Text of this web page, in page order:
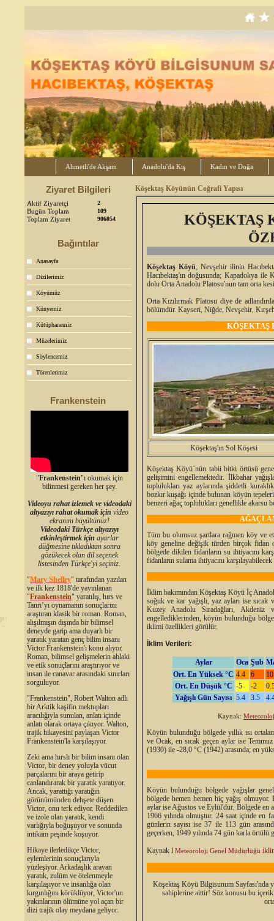
Ahmetli'de Akşam Anadolu'da Kış Kadın ve Doğa
Ziyaret Bilgileri
Aktif Ziyaretçi 2
Bugün Toplam 109
Toplam Ziyaret 906054
Bağıntılar
Anasayfa
Dizilerimiz
Köyümüz
Künyemiz
Kütüphanemiz
Müzelerimiz
Söylencemiz
Törenlerimiz
Frankenstein
"Frankenstein"ı okumak için
bilinmesi gereken her şey.
Videoyu rahat izlemek ve videodaki
altyazıyı rahat okumak için video
ekranını büyültünüz!
Videodaki Türkçe altyazıyı
etkinleştirmek için ayarlar
düğmesine tıkladıktan sonra
gözükecek olan dil seçenek
listesinden Türkçe'yi seçiniz.
"Mary Shelley" tarafından yazılan
ve ilk kez 1818'de yayınlanan
"Frankenstein" yaratılış, hırs ve
Tanrı’yı oynamanın sonuçlarını
araştıran klasik bir roman. Roman,
alışılmışın dışında bir bilimsel
deneyde garip ama duyarlı bir
yaratık yaratan genç bilim insanı
Victor Frankenstein'ı konu alıyor.
Roman, bilimsel gelişmelerin ahlaki
ve etik sonuçlarını araştırıyor ve
insan ile canavar arasındaki sınırları
sorguluyor.
"Frankenstein", Robert Walton adlı
bir Arktik kaşifin mektupları
aracılığıyla sunulan, anlatı içinde
anlatı olarak ortaya çıkıyor. Walton,
trajik hikayesini paylaşan Victor
Frankenstein'la karşılaşıyor.
Zeki ama hırslı bir bilim insanı olan
Victor, bir deney yoluyla vücut
parçalarını bir araya getirip
canlandırarak bir yaratık yaratıyor.
Ancak, yarattığı yaratığın
görünümünden dehşete düşen
Victor, onu terk ediyor. Reddedilen
ve izole olan yaratık, kendi
varlığıyla boğuşuyor ve sonunda
intikam peşinde koşuyor.
Hikaye ilerledikçe Victor,
eylemlerinin sonuçlarıyla
yüzleşiyor. Arkadaşlık arayan
yaratık, zulüm ve ötelenmeyle
karşılaşıyor ve insanlığa olan
kırgınlığını körüklüyor, Victor'un
yakınlarının ölümüne yol açan bir
dizi trajik olay meydana geliyor.
Köşektaş Köyünün Coğrafi Yapısı
KÖŞEKTAŞ
Köşektaş Köyü, Nevşehir ilinin
Hacıbektaş'ın doğusunda; Kapadokya ile
dolu Orta Anadolu Platosu'nun tam orta
Orta Kızılırmak Platosu diye de
bölümdür. Kayseri, Niğde, Nevşehir,
KÖŞEKTAŞ
Köşektaş'ın Sol Köşesi
Köşektaş Köyü´nün tabii bitki örtüsü
gelişimini engellemektedir. İlkbahar
toplulukları yaz aylarında şiddetli
bozkır kuşağı içinde bulunan köyün
benzeri ağaç toplulukları genellikle akarsu
Tüm bu olumsuz şartlara rağmen köy ve
köy geneline değişik türden birçok fidan
bölgede dikilen fidanların su ihtiyacını
fidanların sulama ihtiyacını karşılayabilecek
İklim bakımından Köşektaş Köyü İç
soğuk ve kar yağışlı, yaz ayları ise
Kuzey Anadolu Sıradağları,
engellediklerinden, köyün bulunduğu
iklimi özellikleri görülür.
İklim Verileri:
Aylar Oca Şub
Ort. En Yüksek °C 4.4 6
10
Ort. En Düşük °C -5 -2
Yağışlı Gün Sayısı 5.4 3.5
Kaynak:
Köyün bulunduğu bölgede yıllık ısı
ve Ocak, en sıcak geçen aylar ise
(1930) ile -28,0 °C (1942) arasında; en
Köyün bulunduğu bölgede yağışlar
bölgede hemen hemen hiç yağış olmuyor.
aylar ise Ağustos ve Eylül'dür. Bölgede en
1966 yılında olmuştur. 24 saat içinde en
günlerin sayısı ise 37 ile 113 gün
geçerken, 1949 yılında 74 gün karla örtülü
Kaynak l Meteoroloji Genel Müdürlüğü İ
Köşektaş Köyü Bilgisunum Sayfası'nda
sahiplerine aittir! Söz konusu bu